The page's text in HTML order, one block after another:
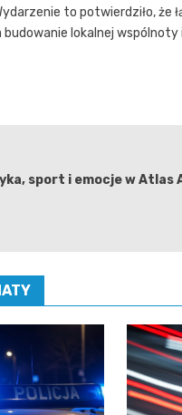
to potwierdziło,
budowanie lokalnej
sport i emocje w Atlas